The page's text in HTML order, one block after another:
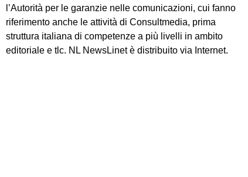
l’Autorità per le garanzie nelle comunicazioni, cui fanno
riferimento anche le attività di Consultmedia, prima
struttura italiana di competenze a più livelli in ambito
editoriale e tlc. NL NewsLinet è distribuito via Internet.